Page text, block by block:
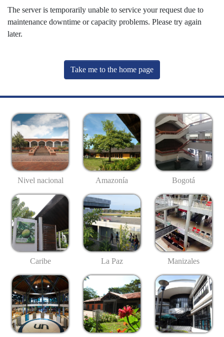
The server is temporarily unable to service your request due to
maintenance downtime or capacity problems. Please try again
later.
Take me to the home page
Nivel nacional Amazonía Bogotá
Caribe La Paz Manizales